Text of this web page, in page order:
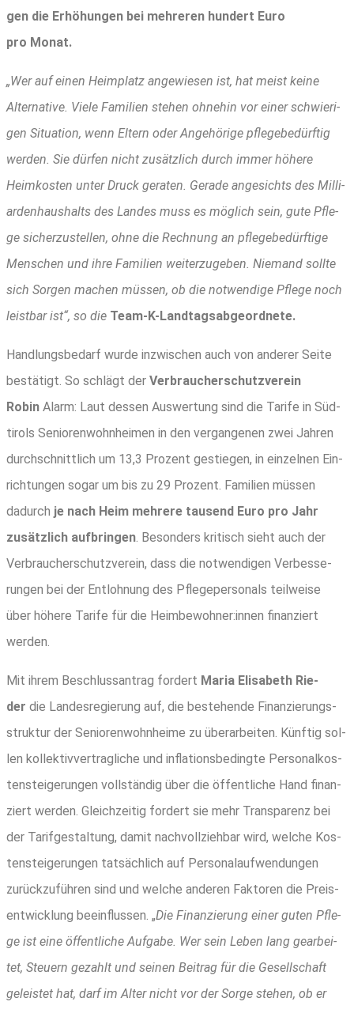
gen die Erhö­hun­gen bei meh­re­ren hun­dert Euro
pro Monat.
„Wer auf einen Heim­platz ange­wie­sen ist, hat meist kei­ne
Alter­na­ti­ve. Vie­le Fami­li­en ste­hen ohne­hin vor einer schwie­ri­
gen Situa­ti­on, wenn Eltern oder Ange­hö­ri­ge pfle­ge­be­dürf­tig
wer­den. Sie dür­fen nicht zusätz­lich durch immer höhe­re
Heim­kos­ten unter Druck gera­ten. Gera­de ange­sichts des Mil­li­
ar­den­haus­halts des Lan­des muss es mög­lich sein, gute Pfle­
ge sicher­zu­stel­len, ohne die Rech­nung an pfle­ge­be­dürf­ti­ge
Men­schen und ihre Fami­li­en wei­ter­zu­ge­ben. Nie­mand soll­te
sich Sor­gen machen müs­sen, ob die not­wen­di­ge Pfle­ge noch
leist­bar ist“, so die Team-K-Land­tags­ab­ge­ord­ne­te.
Hand­lungs­be­darf wur­de inzwi­schen auch von ande­rer Sei­te
bestä­tigt. So schlägt der Ver­brau­cher­schutz­ver­ein
Robin Alarm: Laut des­sen Aus­wer­tung sind die Tari­fe in Süd­
ti­rols Senio­ren­wohn­hei­men in den ver­gan­ge­nen zwei Jah­ren
durch­schnitt­lich um 13,3 Pro­zent gestie­gen, in ein­zel­nen Ein­
rich­tun­gen sogar um bis zu 29 Pro­zent. Fami­li­en müs­sen
dadurch je nach Heim meh­re­re tau­send Euro pro Jahr
zusätz­lich auf­brin­gen. Beson­ders kri­tisch sieht auch der
Ver­brau­cher­schutz­ver­ein, dass die not­wen­di­gen Ver­bes­se­
run­gen bei der Ent­loh­nung des Pfle­ge­per­so­nals teil­wei­se
über höhe­re Tari­fe für die Heimbewohner:innen finan­ziert
werden.
Mit ihrem Beschluss­an­trag for­dert Maria Eli­sa­beth Rie­
der die Lan­des­re­gie­rung auf, die bestehen­de Finan­zie­rungs­
struk­tur der Senio­ren­wohn­hei­me zu über­ar­bei­ten. Künf­tig sol­
len kol­lek­tiv­ver­trag­li­che und infla­ti­ons­be­ding­te Per­so­nal­kos­
ten­stei­ge­run­gen voll­stän­dig über die öffent­li­che Hand finan­
ziert wer­den. Gleich­zei­tig for­dert sie mehr Trans­pa­renz bei
der Tarif­ge­stal­tung, damit nach­voll­zieh­bar wird, wel­che Kos­
ten­stei­ge­run­gen tat­säch­lich auf Per­so­nal­auf­wen­dun­gen
zurück­zu­füh­ren sind und wel­che ande­ren Fak­to­ren die Preis­
ent­wick­lung beein­flus­sen. „Die Finan­zie­rung einer guten Pfle­
ge ist eine öffent­li­che Auf­ga­be. Wer sein Leben lang gear­bei­
tet, Steu­ern gezahlt und sei­nen Bei­trag für die Gesell­schaft
geleis­tet hat, darf im Alter nicht vor der Sor­ge ste­hen, ob er